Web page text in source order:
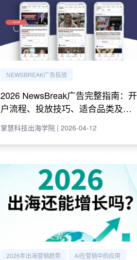
NEWSBREAK广告投放
2026 NewsBreak广告完整指南：开
户流程、投放技巧、适合品类及代
掌慧科技出海学院 | 2026-04-12
2026年出海营销趋势 AI在营销中的应用